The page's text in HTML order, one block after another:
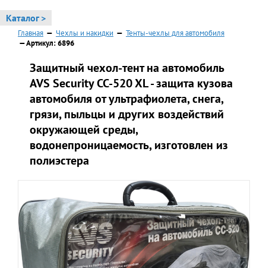
Каталог >
Главная — Чехлы и накидки — Тенты-чехлы для автомобиля
— Артикул: 6896
Защитный чехол-тент на автомобиль
AVS Security CC-520 XL - защита кузова
автомобиля от ультрафиолета, снега,
грязи, пыльцы и других воздействий
окружающей среды,
водонепроницаемость, изготовлен из
полиэстера